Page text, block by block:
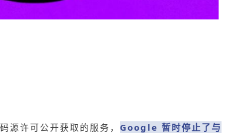
源许可公开获取的服务， Google 暂时停止了与